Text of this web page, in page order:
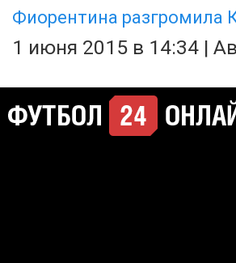
Фиорентина разгромила
1 июня 2015 в 14:34 |